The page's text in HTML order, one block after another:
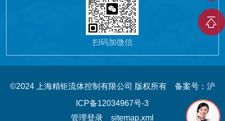
扫码加微信
©2024 上海精钜流体控制有限公司 版权所有 备案号：沪
ICP备12034967号-3
管理登录
sitemap.xml